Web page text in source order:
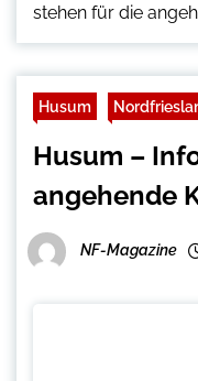
stehen für die
Husum
Husum –
angehende
NF-Magazine